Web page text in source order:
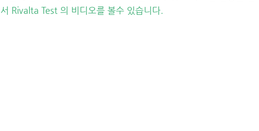
서 Rivalta Test 의 비디오를 볼수 있습니다.